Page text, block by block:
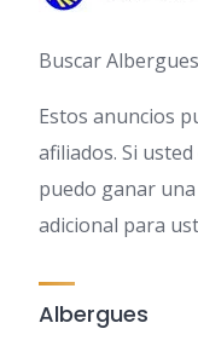
Buscar
Estos anuncios
afiliados. Si
puedo ganar
adicional para
Albergues